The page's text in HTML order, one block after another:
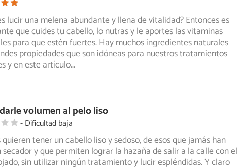
lucir una melena abundante y llena de vitalidad? Entonces es
que cuides tu cabello, lo nutras y le aportes las vitaminas
para que estén fuertes. Hay muchos ingredientes naturales
propiedades que son idóneas para nuestros tratamientos
y en este artículo...
volumen al pelo liso
Dificultad baja
quieren tener un cabello liso y sedoso, de esos que jamás han
y que permiten lograr la hazaña de salir a la calle conel
sin utilizar ningún tratamiento y lucir espléndidas. Y claro